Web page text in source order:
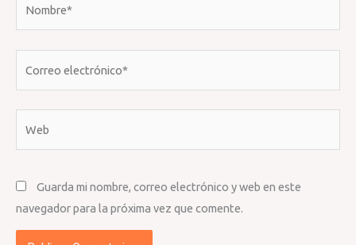
Guarda mi nombre, correo electrónico y web en este
navegador para la próxima vez que comente.